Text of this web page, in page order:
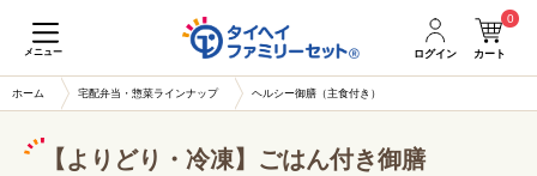
メニュー ログイン カート
0
ホーム 宅配弁当・惣菜ラインナップ ヘルシー御膳（主食付き）
【よりどり・冷凍】ごはん付き御膳